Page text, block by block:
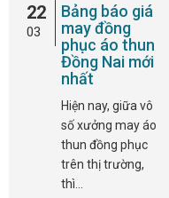
22
03
Bảng báo giá
may đồng
phục áo thun
Đồng Nai mới
nhất
Hiện nay, giữa vô
số xưởng may áo
thun đồng phục
trên thị trường,
thì…